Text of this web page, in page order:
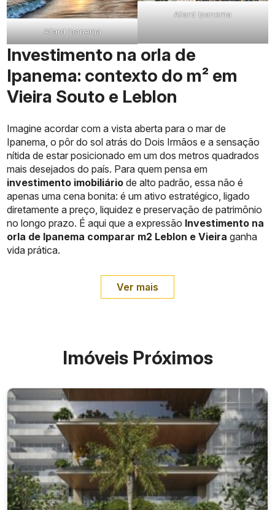
Allard Ipanema
Allard Ipanema
Investimento na orla de
Ipanema: contexto do m² em
Vieira Souto e Leblon
Imagine acordar com a vista aberta para o mar de
Ipanema, o pôr do sol atrás do Dois Irmãos e a sensação
nítida de estar posicionado em um dos metros quadrados
mais desejados do país. Para quem pensa em
investimento imobiliário de alto padrão, essa não é
apenas uma cena bonita: é um ativo estratégico, ligado
diretamente a preço, liquidez e preservação de patrimônio
no longo prazo. É aqui que a expressão Investimento na
orla de Ipanema comparar m2 Leblon e Vieira ganha
vida prática.
Ver mais
Imóveis Próximos